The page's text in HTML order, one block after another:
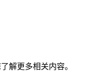
解更多相关内容。